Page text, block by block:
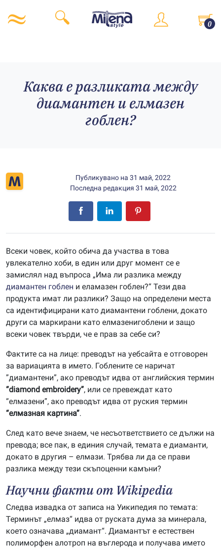
0
Каква е разликата между
диамантен и елмазен
гоблен?
Публикувано на 31 май, 2022
Последна редакция 31 май, 2022
Всеки човек, който обича да участва в това
увлекателно хоби, в един или друг момент се е
замислял над въпроса „Има ли разлика между
диамантен гоблен и еламазен гоблен?“ Тези два
продукта имат ли разлики? Защо на определени места
са идентифицирани като диамантени гоблени, докато
други са маркирани като елмазенигоблени и защо
всеки човек твърди, че е прав за себе си?
Фактите са на лице: преводът на уебсайта е отговорен
за вариацията в името. Гоблените се наричат ​​
”диамантени”, ако преводът идва от английския термин
“diamond embroidery”, или се превеждат като
“елмазени”, ако преводът идва от руския термин
“елмазная картина”.
След като вече знаем, че несъответствието се дължи на
превода; все пак, в единия случай, темата е диаманти,
докато в другия – елмази. Трябва ли да се прави
разлика между тези скъпоценни камъни?
Научни факти от Wikipedia
Следва извадка от записа на Уикипедия по темата:
Терминът „елмаз“ идва от руската дума за минерала,
което означава „диамант“. Диамантът е естествен
полиморфен алотроп на въглерода и получава името